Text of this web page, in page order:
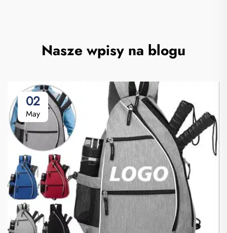
Nasze wpisy na blogu
02
May